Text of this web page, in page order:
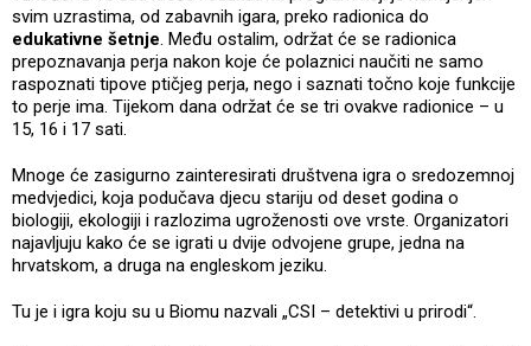
svim uzrastima, od zabavnih igara, preko radionica do
edukativne šetnje. Među ostalim, održat će se radionica
prepoznavanja perja nakon koje će polaznici naučiti ne samo
raspoznati tipove ptičjeg perja, nego i saznati točno koje funkcije
to perje ima. Tijekom dana održat će se tri ovakve radionice – u
15, 16 i 17 sati.
Mnoge će zasigurno zainteresirati društvena igra o sredozemnoj
medvjedici, koja podučava djecu stariju od deset godina o
biologiji, ekologiji i razlozima ugroženosti ove vrste. Organizatori
najavljuju kako će se igrati u dvije odvojene grupe, jedna na
hrvatskom, a druga na engleskom jeziku.
Tu je i igra koju su u Biomu nazvali „CSI – detektivi u prirodi“.